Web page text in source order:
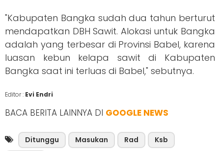
"Kabupaten Bangka sudah dua tahun berturut
mendapatkan DBH Sawit. Alokasi untuk Bangka
adalah yang terbesar di Provinsi Babel, karena
luasan kebun kelapa sawit di Kabupaten
Bangka saat ini terluas di Babel," sebutnya.
Editor : Evi Endri
BACA BERITA LAINNYA DI GOOGLE NEWS
Ditunggu Masukan Rad
Ksb